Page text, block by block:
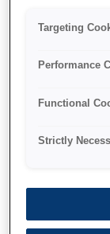
HDR
Targeting
Performance
Functional
Strictly